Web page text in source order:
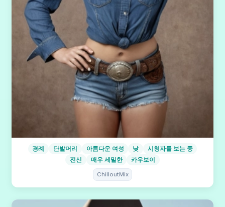
경례 단발머리 아름다운 여성 낮
시청자를 보는 중
전신
매우 세밀한 카우보이
ChilloutMix